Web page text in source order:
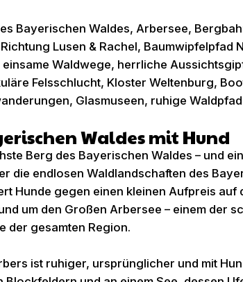
Bayerischen Waldes, Arbersee,
Lusen & Rachel, Baumwipfelpfad
einsame Waldwege, herrliche
Felsschlucht, Kloster Weltenburg,
Glasmuseen, ruhige
Waldes mit Hund
Berg des Bayerischen Waldes – und
die endlosen Waldlandschaften des
Hunde gegen einen kleinen Aufpreis
um den Großen Arbersee – einem
der gesamten Region.
ist ruhiger, ursprünglicher und mit